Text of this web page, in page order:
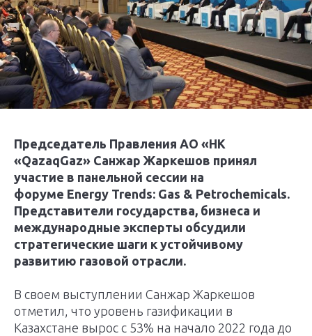
Председатель Правления АО «НК
«QazaqGaz» Санжар Жаркешов принял
участие в панельной сессии на
форуме Energy Trends: Gas & Petrochemicals.
Представители государства, бизнеса и
международные эксперты обсудили
стратегические шаги к устойчивому
развитию газовой отрасли.
В своем выступлении Санжар Жаркешов
отметил, что уровень газификации в
Казахстане вырос с 53% на начало 2022 года до